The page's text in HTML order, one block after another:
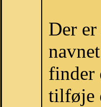
Der
finder
tilføje